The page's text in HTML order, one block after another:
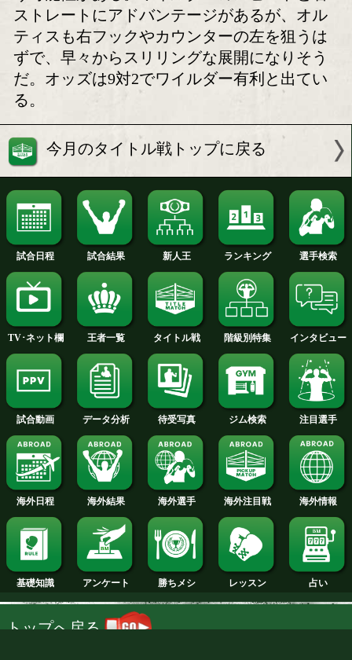
ワイルダーvsオルティス2
の前日計量
11.23 ワイルダーvs
ィス2正式決定
注目:両者は昨年3月、今回と同じ立場
交え、観客を総立ちにさせるほどのエ
ティングな試合のすえワイルダーが10
勝ちを収めている。ともに手の内は知
り、偵察抜きに序盤からハイペースで
う可能性がある。ワイルダーのスピー
ストレートにアドバンテージがあるが
ティスも右フックやカウンターの左を
ずで、早々からスリリングな展開にな
だ。オッズは9対2でワイルダー有利と
る。
今月のタイトル戦トップに戻る
試合日程 試合結果 新人王 ランキング